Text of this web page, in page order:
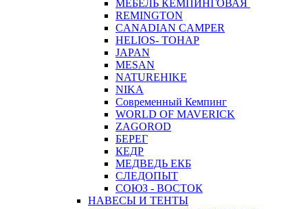
МЕБЕЛЬ КЕМПИНГОВАЯ
REMINGTON
CANADIAN CAMPER
HELIOS- ТОНАР
JAPAN
MESAN
NATUREHIKE
NIKA
Современный Кемпинг
WORLD OF MAVERICK
ZAGOROD
БЕРЕГ
КЕДР
МЕДВЕДЬ ЕКБ
СЛЕДОПЫТ
СОЮЗ - ВОСТОК
НАВЕСЫ И ТЕНТЫ